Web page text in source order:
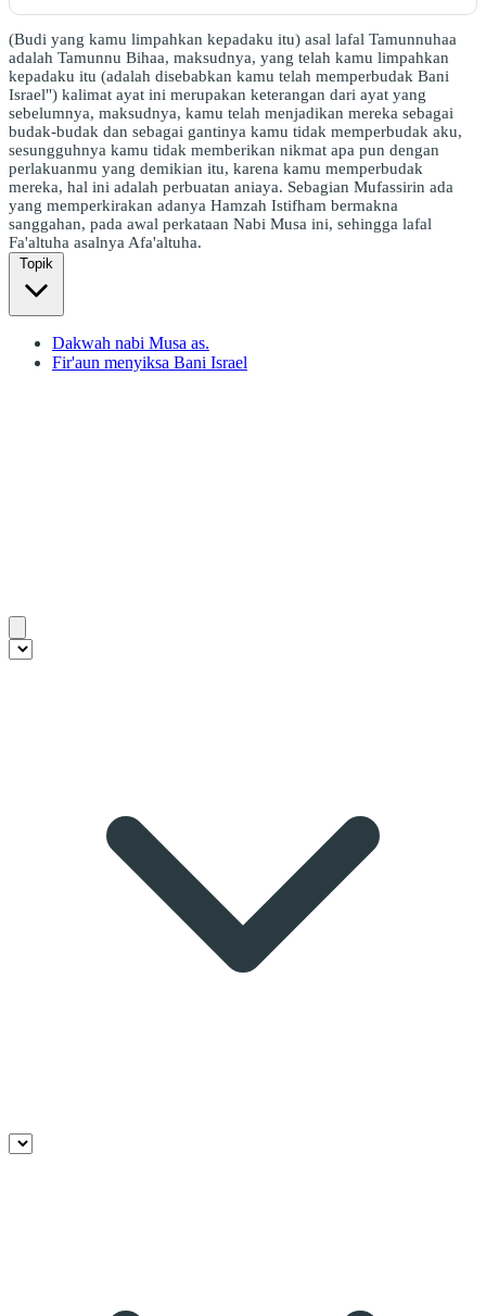
(Budi yang kamu limpahkan kepadaku itu) asal lafal Tamunnuhaa
adalah Tamunnu Bihaa, maksudnya, yang telah kamu limpahkan
kepadaku itu (adalah disebabkan kamu telah memperbudak Bani
Israel") kalimat ayat ini merupakan keterangan dari ayat yang
sebelumnya, maksudnya, kamu telah menjadikan mereka sebagai
budak-budak dan sebagai gantinya kamu tidak memperbudak aku,
sesungguhnya kamu tidak memberikan nikmat apa pun dengan
perlakuanmu yang demikian itu, karena kamu memperbudak
mereka, hal ini adalah perbuatan aniaya. Sebagian Mufassirin ada
yang memperkirakan adanya Hamzah Istifham bermakna
sanggahan, pada awal perkataan Nabi Musa ini, sehingga lafal
Fa'altuha asalnya Afa'altuha.
Topik
Dakwah nabi Musa as.
Fir'aun menyiksa Bani Israel